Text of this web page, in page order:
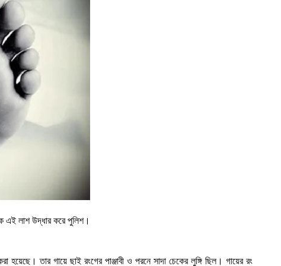
এই লাশ উদ্ধার করে পুলিশ।
তার গায়ে ছাই রংগের পাঞ্জাবী ও পরনে সাদা চেকের লুঙ্গি ছিল। গায়ের রং